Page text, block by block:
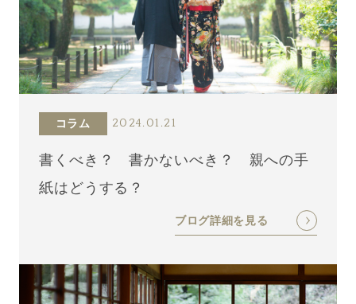
コラム 2024.01.21
書くべき？ 書かないべき？ 親への手
紙はどうする？
ブログ詳細を見る